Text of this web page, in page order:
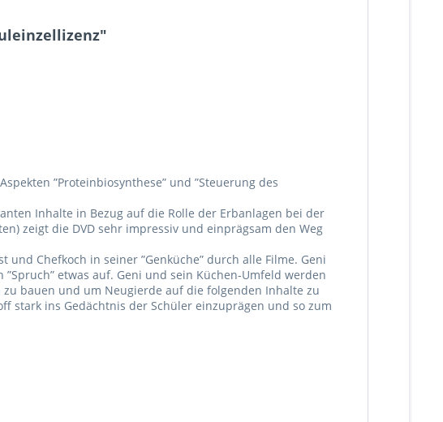
”Proteinbiosynthese” und ”Steuerung des
Inhalte in Bezug auf die Rolle der Erbanlagen bei der
zeigt die DVD sehr impressiv und einprägsam den Weg
und Chefkoch in seiner ”Genküche” durch alle Filme. Geni
etwas auf. Geni und sein Küchen-Umfeld werden
bauen und um Neugierde auf die folgenden Inhalte zu
stark ins Gedächtnis der Schüler einzuprägen und so zum